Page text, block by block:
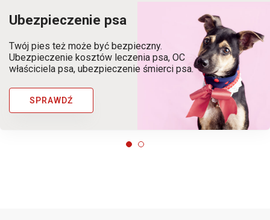
Ubezpieczenie psa
Twój pies też może być bezpieczny.
Ubezpieczenie kosztów leczenia psa, OC
właściciela psa, ubezpieczenie śmierci psa.
SPRAWDŹ